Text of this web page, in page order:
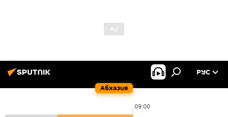
Абхазия
РУС
09:00